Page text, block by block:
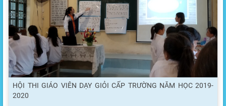
HỘI THI GIÁO VIÊN DẠY GIỎI CẤP TRƯỜNG NĂM HỌC 2019-
2020